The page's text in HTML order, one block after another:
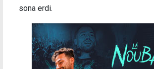
sona erdi.